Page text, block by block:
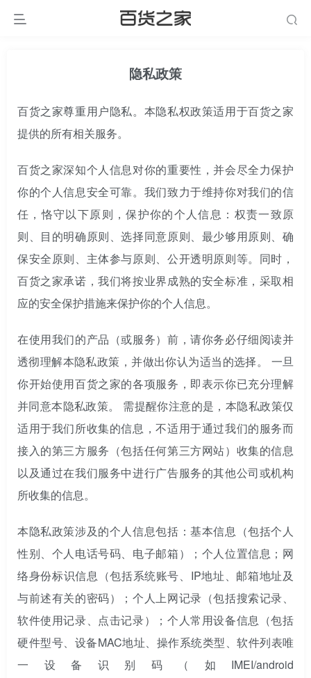
隐私政策
百货之家尊重用户隐私。本隐私权政策适用于百货之家
提供的所有相关服务。
百货之家深知个人信息对你的重要性，并会尽全力保护
你的个人信息安全可靠。我们致力于维持你对我们的信
任，恪守以下原则，保护你的个人信息：权责一致原
则、目的明确原则、选择同意原则、最少够用原则、确
保安全原则、主体参与原则、公开透明原则等。同时，
百货之家承诺，我们将按业界成熟的安全标准，采取相
应的安全保护措施来保护你的个人信息。
在使用我们的产品（或服务）前，请你务必仔细阅读并
透彻理解本隐私政策，并做出你认为适当的选择。 一旦
你开始使用百货之家的各项服务，即表示你已充分理解
并同意本隐私政策。
需提醒你注意的是，本隐私政策仅
适用于我们所收集的信息，不适用于通过我们的服务而
接入的第三方服务（包括任何第三方网站）收集的信息
以及通过在我们服务中进行广告服务的其他公司或机构
所收集的信息。
本隐私政策涉及的个人信息包括：基本信息（包括个人
性别、个人电话号码、电子邮箱）；个人位置信息；网
络身份标识信息（包括系统账号、IP地址、邮箱地址及
与前述有关的密码）；个人上网记录（包括搜索记录、
软件使用记录、点击记录）；个人常用设备信息（包括
硬件型号、设备MAC地址、操作系统类型、软件列表唯
一设备识别码（如IMEI/android